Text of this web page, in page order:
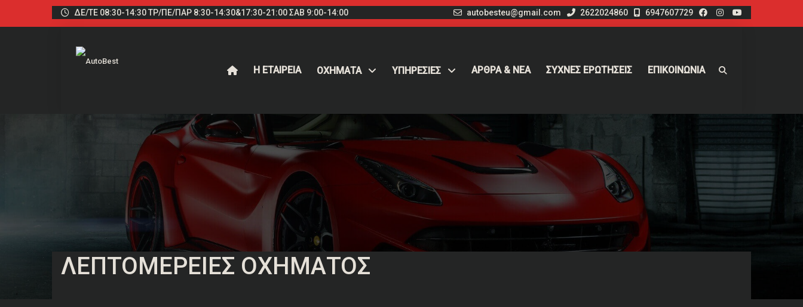
ΔΕ/ΤΕ 08:30-14:30 ΤΡ/ΠΕ/ΠΑΡ 8:30-14:30&17:30-21:00 ΣΑΒ 9:00-14:00 autobesteu@gmail.com 2622024860 6947607729
Η ΕΤΑΙΡΕΙΑ ΟΧΉΜΑΤΑ ΥΠΗΡΕΣΙΕΣ ΑΡΘΡΑ & ΝΕΑ ΣΥΧΝΕΣ ΕΡΩΤΗΣΕΙΣ ΕΠΙΚΟΙΝΩΝΙΑ
ΛΕΠΤΟΜΈΡΕΙΕΣ ΟΧΉΜΑΤΟΣ